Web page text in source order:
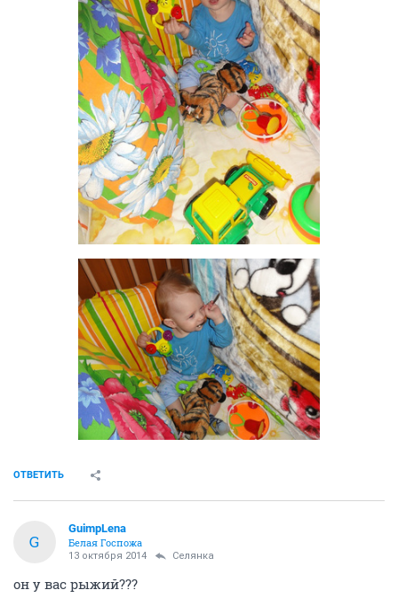
ОТВЕТИТЬ
G
GuimpLena
Белая Госпожа
13 октября 2014 Сeлянка
он у вас рыжий???